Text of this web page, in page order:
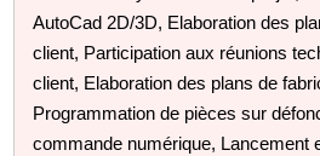
AutoCad 2D/3D, Elaboration des
client, Participation aux réunions
client, Elaboration des plans de
Programmation de pièces sur
commande numérique, Lancement